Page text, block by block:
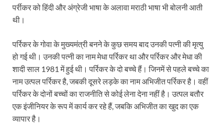
पर्रीकर को हिंदी और अंग्रेजी भाषा के अलावा मराठी भाषा भी बोलनी आती
थी।
पर्रिकर के गोवा के मुख्यमंत्री बनने के कुछ समय बाद उनकी पत्नी की मृत्यु
हो गई थी। उनकी पत्नी का नाम मेधा पर्रिकर था और पर्रिकर और मेधा की
शादी साल 1981 में हुई थी। पर्रिकर के दो बच्चे हैं। जिनमें से पहले बच्चे का
नाम उत्पल पर्रिकर है, जबकी दूसरे लड़के का नाम अभिजीत पर्रिकर है। वहीं
पर्रिकर के दोनों बच्चों का राजनीति से कोई लेना देना नहीं है। उत्पल बतौर
एक इंजीनियर के रूप में कार्य कर रहे हैं, जबकि अभिजीत का खुद का एक
व्यापार है।